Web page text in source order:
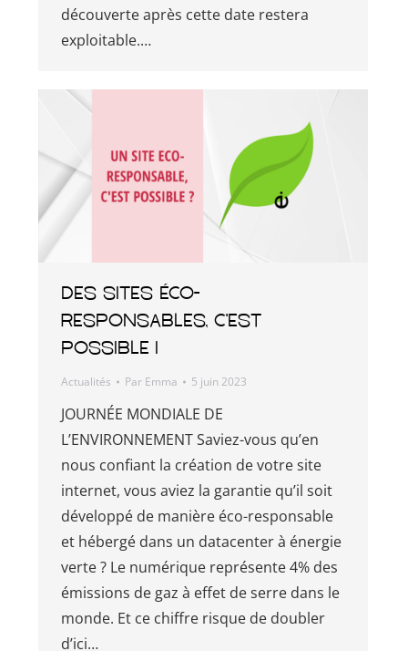
découverte après cette date restera
exploitable.…
Des sites éco-
responsables, c’est
possible !
Actualités Par Emma 5 juin 2023
JOURNÉE MONDIALE DE
L’ENVIRONNEMENT Saviez-vous qu’en
nous confiant la création de votre site
internet, vous aviez la garantie qu’il soit
développé de manière éco-responsable
et hébergé dans un datacenter à énergie
verte ? Le numérique représente 4% des
émissions de gaz à effet de serre dans le
monde. Et ce chiffre risque de doubler
d’ici…